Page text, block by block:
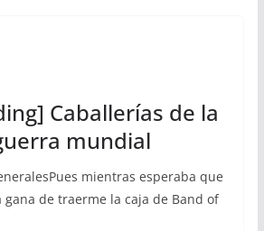
Caballerías de la
mundial
mientras esperaba que
gana de traerme la caja de Band of